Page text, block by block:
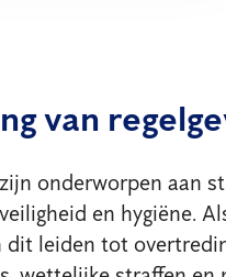
van
onderworpen aan
en hygiëne.
leiden tot